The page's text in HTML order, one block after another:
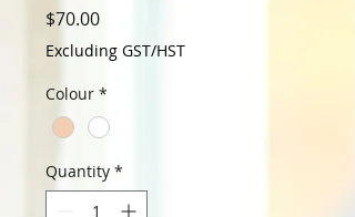
$70.00Price
Excluding GST/HST
Colour *
Quantity *